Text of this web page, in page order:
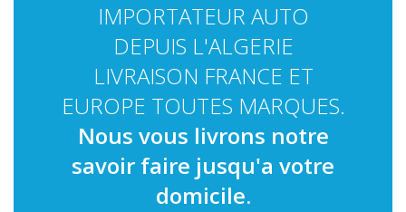
IMPORTATEUR AUTO
DEPUIS L'ALGERIE
LIVRAISON FRANCE ET
EUROPE TOUTES MARQUES.
Nous vous livrons notre
savoir faire jusqu'a votre
domicile.